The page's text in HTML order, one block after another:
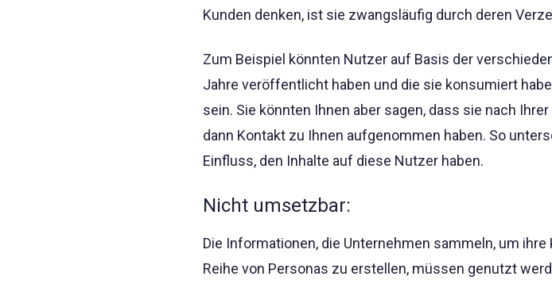
Kunden denken, ist sie zwangsläufig durch deren
Zum Beispiel könnten Nutzer auf Basis der
Jahre veröffentlicht haben und die sie konsumiert
sein. Sie könnten Ihnen aber sagen, dass sie nach
dann Kontakt zu Ihnen aufgenommen haben. So
Einfluss, den Inhalte auf diese Nutzer haben.
Nicht umsetzbar:
Die Informationen, die Unternehmen sammeln, um
Reihe von Personas zu erstellen, müssen genutzt